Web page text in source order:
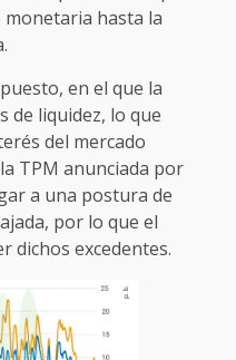
hasta la
en el que la
de liquidez, lo que
del mercado
TPM anunciada por
a una postura de
por lo que el
dichos excedentes.